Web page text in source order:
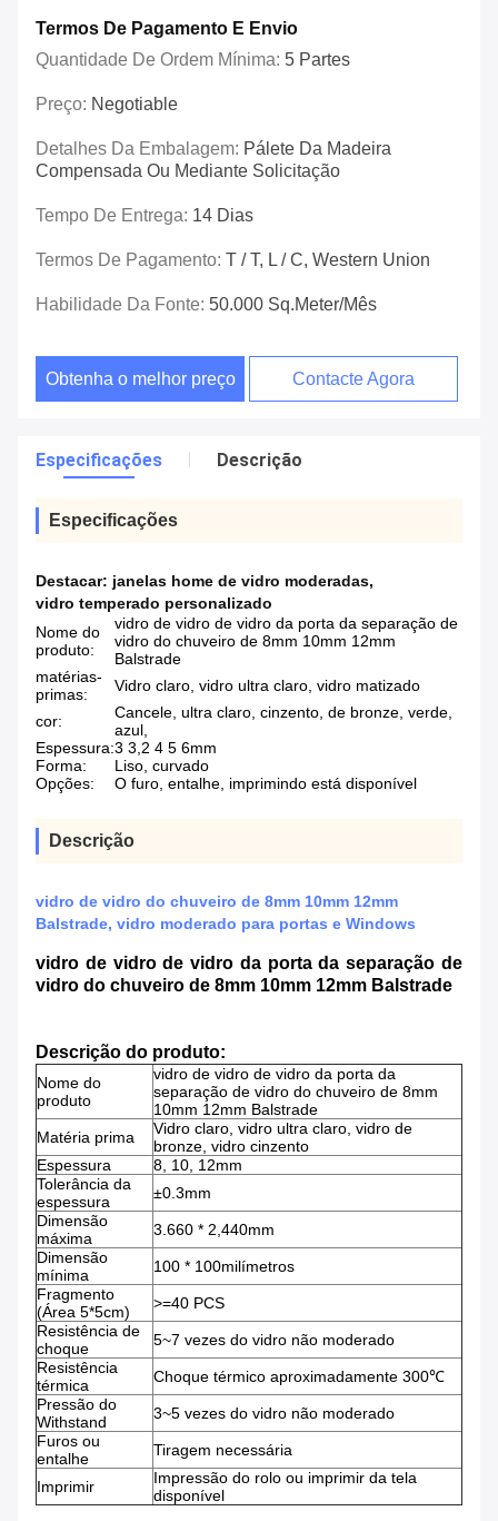
Termos De Pagamento E Envio
Quantidade De Ordem Mínima: 5 Partes
Preço: Negotiable
Detalhes Da Embalagem: Pálete Da Madeira
Compensada Ou Mediante Solicitação
Tempo De Entrega: 14 Dias
Termos De Pagamento: T / T, L / C, Western Union
Habilidade Da Fonte: 50.000 Sq.meter/mês
Obtenha o melhor preço Contacte Agora
Especificações Descrição
Especificações
Destacar: janelas home de vidro moderadas,
vidro temperado personalizado
Nome do
produto:
vidro de vidro de vidro da porta da separação de
vidro do chuveiro de 8mm 10mm 12mm
Balstrade
matérias-
primas:
Vidro claro, vidro ultra claro, vidro matizado
cor:
Cancele, ultra claro, cinzento, de bronze, verde,
azul,
Espessura:3 3,2 4 5 6mm
Forma:
Liso, curvado
Opções:
O furo, entalhe, imprimindo está disponível
Descrição
vidro de vidro do chuveiro de 8mm 10mm 12mm
Balstrade, vidro moderado para portas e Windows
vidro de vidro de vidro da porta da separação de
vidro do chuveiro de 8mm 10mm 12mm Balstrade
Descrição do produto:
Nome do
produto
vidro de vidro de vidro da porta da
separação de vidro do chuveiro de 8mm
10mm 12mm Balstrade
Matéria prima
Vidro claro, vidro ultra claro, vidro de
bronze, vidro cinzento
Espessura
8, 10, 12mm
Tolerância da
espessura
±0.3mm
Dimensão
máxima
3.660 * 2,440mm
Dimensão
mínima
100 * 100milímetros
Fragmento
(Área 5*5cm)
>=40 PCS
Resistência de
choque
5~7 vezes do vidro não moderado
Resistência
térmica
Choque térmico aproximadamente 300℃
Pressão do
Withstand
3~5 vezes do vidro não moderado
Furos ou
entalhe
Tiragem necessária
Imprimir
Impressão do rolo ou imprimir da tela
disponível